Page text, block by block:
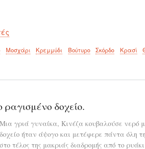
Μοσχάρι Κρεμμύδι Βούτυρο Σκόρδο Κρασί
ραγισμένο δοχείο.
Μια γριά γυναίκα, Κινέζα κουβαλούσε νερό
δοχείο ήταν άψογο και μετέφερε πάντα όλη
στο τέλος της μακριάς διαδρομής από το